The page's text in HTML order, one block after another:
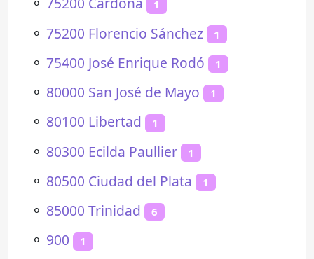
1
⚬ 75200 Florencio Sánchez 1
⚬ 75400 José Enrique Rodó 1
⚬ 80000 San José de Mayo 1
⚬ 80100 Libertad 1
⚬ 80300 Ecilda Paullier 1
⚬ 80500 Ciudad del Plata 1
⚬ 85000 Trinidad 6
⚬ 900 1